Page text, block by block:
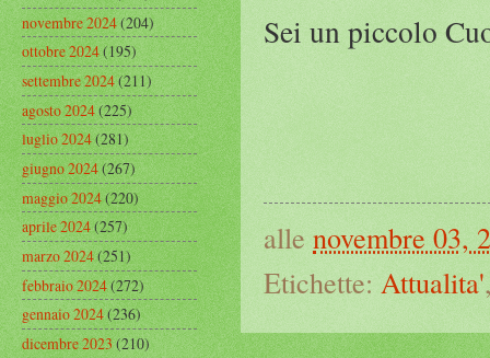
Sei un piccolo
alle novembre 03,
Etichette: Attualita'
novembre 2024(204)
ottobre 2024(195)
settembre 2024(211)
agosto 2024(225)
luglio 2024(281)
giugno 2024(267)
maggio 2024(220)
aprile 2024(257)
marzo 2024(251)
febbraio 2024(272)
gennaio 2024(236)
dicembre 2023(210)